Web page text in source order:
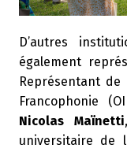
D’autres
également
Représentant de
Francophonie
Nicolas Maïnetti
universitaire de